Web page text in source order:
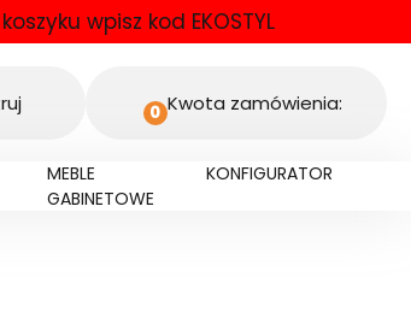
wpisz kod EKOSTYL
0 Kwota zamówienia:
MEBLE
GABINETOWE
KONFIGURATOR